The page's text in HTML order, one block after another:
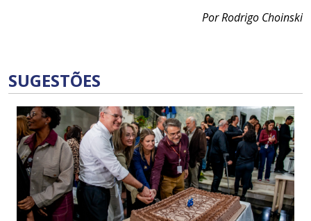
Por Rodrigo Choinski
SUGESTÕES